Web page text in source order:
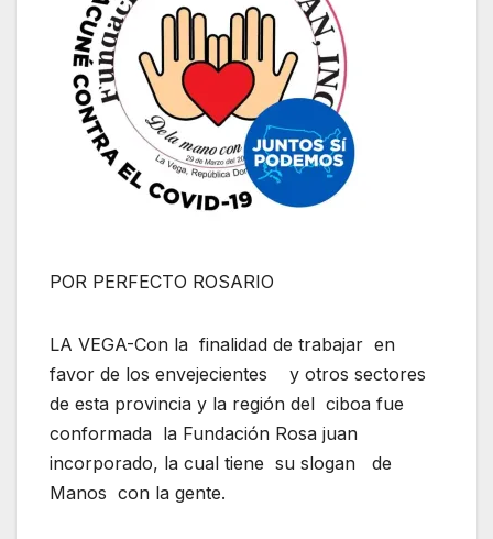
POR PERFECTO ROSARIO
LA VEGA-Con la finalidad de trabajar en
favor de los envejecientes y otros sectores
de esta provincia y la región del ciboa fue
conformada la Fundación Rosa juan
incorporado, la cual tiene su slogan de
Manos con la gente.